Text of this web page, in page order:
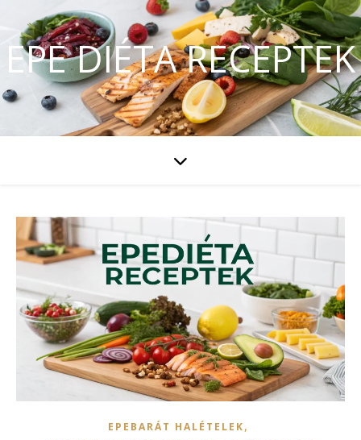
EPE DIÉTA RECEPTEK
EPEBARÁT HALÉTELEK,